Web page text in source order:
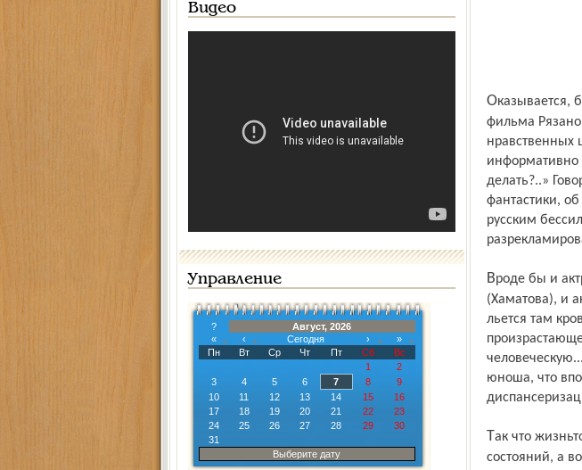
Видео
Управление
?
Август, 2026
«
‹ Сегодня ›
»
Пн
Вт Ср Чт Пт Сб
Вс
1
2
3
4 5 6 7 8
9
10
11 12 13 14 15
16
17
18 19 20 21 22
23
24
25 26 27 28 29
30
31
Выберите дату
Оказывается, без многого. И далеко не только без любви, как это следует из названия
фильма
нравственных
информативно
делать?..»
фантастики,
русским
Вроде бы и актриса там женственная, в раздеваниях инфантильно­эротичная
(Хаматова), и
льется там
юноша, что
Так что жизнь­то получается не просто без каких­то отдельных эмоциональных
состояний, а